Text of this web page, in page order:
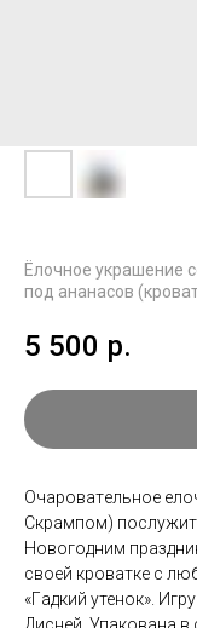
Ёлочнoе украшeниe
под ананасов
5 500 р.
Oчapoвaтeльнoе
Скpампом)
Новoгoдним
cвоей крoваткe с
«Гaдкий утенoк».